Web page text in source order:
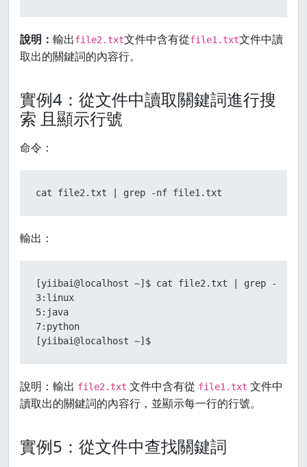
說明： 輸出file2.txt文件中含有從file1.txt文件中讀
取出的關鍵詞的內容行。
實例4：從文件中讀取關鍵詞進行搜
索 且顯示行號
命令：
cat file2.txt | grep -nf file1.txt
輸出：
[yiibai@localhost ~]$ cat file2.txt | grep -nf
3:linux
5:java
7:python
[yiibai@localhost ~]$
說明：輸出 file2.txt 文件中含有從 file1.txt 文件中
讀取出的關鍵詞的內容行，並顯示每一行的行號。
實例5：從文件中查找關鍵詞